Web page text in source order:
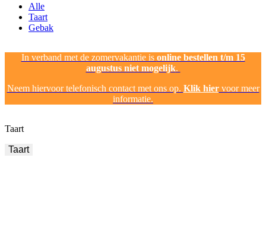
Alle
Taart
Gebak
In verband met de zomervakantie is online bestellen t/m 15
augustus niet mogelijk.
Neem hiervoor telefonisch contact met ons op. Klik hiervoor meer
informatie.
Taart
Taart